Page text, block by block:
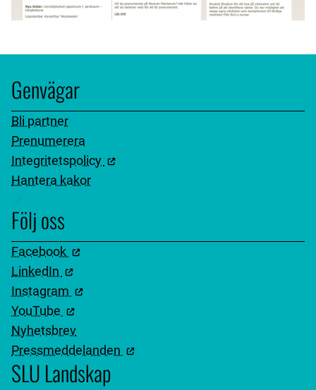
Genvägar
Bli partner
Prenumerera
Integritetspolicy
Hantera kakor
Följ oss
Facebook
LinkedIn
Instagram
YouTube
Nyhetsbrev
Pressmeddelanden
SLU Landskap